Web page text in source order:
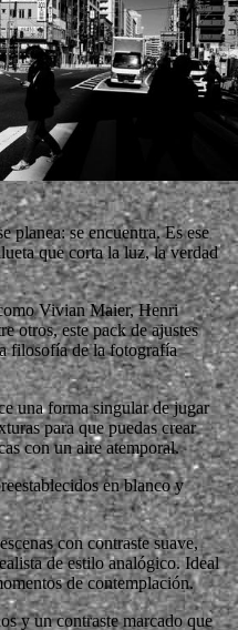
planea: se encuentra. Es ese
que corta la luz, la verdad
Vivian Maier, Henri
otros, este pack de ajustes
filosofía de la fotografía
una forma singular de jugar
para que puedas crear
con un aire atemporal.
en blanco y
con contraste suave,
de estilo analógico. Ideal
de contemplación.
y un contraste marcado que